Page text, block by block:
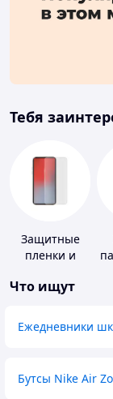
Тебя
Защитные
пленки и
портативных
Что ищут
Ежедневники
Бутсы Nike Air